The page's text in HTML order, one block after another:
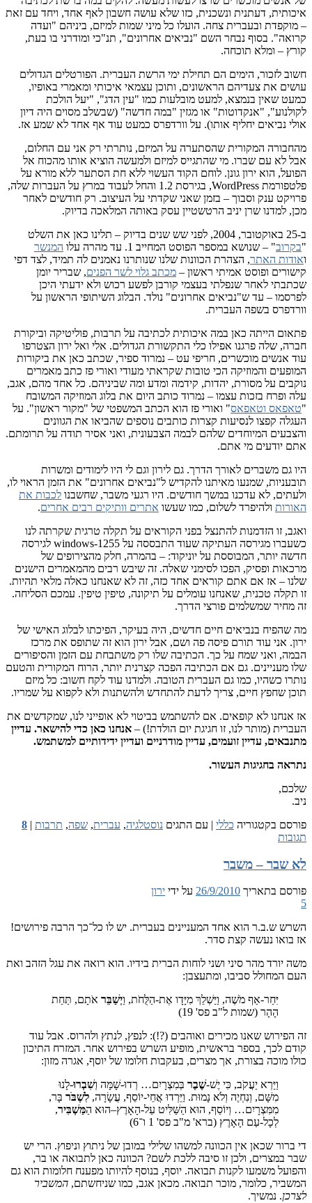
דעתנית ונשכנית, כזו שלא עושה חשבון לאף אחד, ויחד עם זאת
ובעברית צחה. הועלו כל מיני שמות למיזם, ביניהם "ועדה
בסוף נבחר השם "נביאים אחרונים", תנ"כי ומודרני בו בעת,
ומלא תוכחה.
הימים הם תחילת ימי הרשת העברית. הפורטלים הגדולים
את צעדיהם הראשונים, ותוכן עצמאי איכותי ומאמרי באופיו,
בנמצא, למעט מובלעות כמו "עין הדג", "יעל הולכת
"אנקדוטות" או מגזין "במה חדשה" (שבשלב מסוים היה דיון
יחליף אותו). על וורדפרס כמעט עוד אף אחד לא שמע אז.
המקורית שהסתערה על המיזם, נותרתי רק אני עם החלום,
עם שברו. מי שהתגייס למיזם ולמעשה הוציא אותו מהכוח אל
הוא ירון גונן. לוחם הקוד העשוי ללא חת הסתער ללא מורא על
פלטפורמת WordPress, בגירסת 1.2 והחל לעבוד במרץ על העברות שלה,
ענק וסבוך – בזמן שאני שקדתי על העיצוב. רק חודשים לאחר
שרן יניב הרטשטיין עסק באותה המלאכה בדיוק.
ב-25 באוקטובר, 2004, לפני שש שנים בדיוק – תלינו כאן את השלט
" – שנושא במספר הפוסט המחייב 1. עד מהרה עלו
המנשר
האתר , הצהרת הכוונות שלנו שנותרנו נאמנים לה תמיד, לצד דפי
ופוסט אמיתי ראשון –מכתב גלוי לשר הפנים , שבריר יומן
לאחר שנפלתי בעצמי קורבן לפשע רכוש ולא ידעתי היכן
– עד ש"נביאים אחרונים" נולד. הבלוג השיתופי הראשון על
בשפה העברית.
הייתה כאן במה איכותית לכתיבה על תרבות, פוליטיקה וביקורת
שלה פרגנו אפילו כלי התקשורת הגדולים. אלי ואל ירון הצטרפו
מוכשרים, חריפי עט – נמרוד ספיר, שכתב כאן את ביקורות
והמוזיקה הכי טובות שקראתי מעודי ואורי פז כתב מאמרים
על מסורת, יהדות, קידמה ומדע ומה שביניהם. כל אחד מהם, אגב,
בזכות עצמו – נמרוד כותב היום את בלוג המוזיקה המשובח
וטאפאס" ואורי פז הוא הכתב המשפטי של "מקור ראשון". על
קפצו לנסיעות קצרות כותבים נוספים שהביאו את הגוונים
המיוחדים שלהם לבמה הצבעונית, ואני אסיר תודה על תרומתם.
מי אתם.
משברים לאורך הדרך. גם לירון וגם לי היו לימודים ומשרות
שמנעו מאיתנו להקדיש ל"נביאים אחרונים" את הזמן הראוי לו,
לא עדכנו במשך חודשים. היו רגעי משבר, שחשבנולכבות את
ולהיפרד לשלום, כמו שעשו אתרים וותיקים רבים אחרים .
זו הזדמנות להתנצל בפני הקוראים על תקלה טרגית שקרתה לנו
כשעברו מגירסה העתיקה שעוד התבססה על windows-1255 לגירסה
המבוססת על יוניקוד: – בהמרה, חלק מהצירופים של
ופסיק, הפכו לסימני שאלה. זה שיבש רבים מהמאמרים הישנים
אז אם אתם קוראים אחד כזה, זה לא שאנחנו כאלה מלאי תהיות.
טכנית, שאנחנו עומלים על תיקונה, טיפין טיפין. עמכם הסליחה.
שמשלמים פורצי הדרך.
בנביאים חיים חדשים, היה בעיקר, הפיכתו לבלוג האישי של
אני עוד תורם פיסה פה ושם, אבל ירון הוא זה שתופס את מרכז
ואני שמח על כך. הכתיבה שלו רק משתבחת עם הזמן והסיפורים
גם אם הכתיבה הפכה קצרנית יותר, הרוח המקורית והטעם
כשהיו, כמו גם העברית הטובה. ולמדנו עוד לקח חשוב: כל מיזם
חיים, צריך לדעת להתחדש ולהשתנות ולא לקפוא על שמריו.
לא קופאים. אם להשתמש בביטוי לא אופייני לנו, שמקדשים את
(מותר לנו, זו חגיגת יום הולדת!) –אנחנו כאן כדי להישאר. עדיין
עדיין זועמים, עדיין מודרניים ועדיין ידידותיים למשתמש.
בחגיגות העשור.
בקטגוריה כללי | עם התגים נוסטלגיה,עברית ,שפה, תרבות |
8
– משבר
בתאריך26/9/2010 על ידי ירון
הוא אחד המעניינים בעברית. יש לו כל־כך הרבה פירושים!
נעשה קצת סדר.
מהר סיני ושני לוחות הברית בידיו. הוא רואה את עגל הזהב ואת
סביבו, ומתעצבן:
יִּחַר-אַף מֹשֶׁה, וַיַּשְׁלֵךְ מִיָּדָו אֶת-הַלֻּחֹת, וַיְשַׁבֵּר אֹתָם, תַּחַת
הָהָר (שמות ל"ב פס' 19)
שאנו מכירים ואוהבים (?!): לנפץ, לנתץ ולהרוס. אבל עוד
בספר בראשית, מופיע השרש בפירוש אחר. המזרח התיכון
בצורת, אך מצרים, בעקבות חלומו של יוסף, אגרה מזון:
וַיַּרְא יַעֲקֹב, כִּי יֶשׁ- שֶׁבֶרבְּמִצְרָיִם… רְדוּ-שָׁמָּה וְשִׁבְרוּ-לָנוּ
מִשָּׁם, וְנִחְיֶה וְלֹא נָמוּת. וַיֵּרְדוּ אֲחֵי-יוֹסֵף, עֲשָׂרָה,לִשְׁבֹּרבָּר,
מִמִּצְרָיִם… וְיוֹסֵף, הוּא הַשַּׁלִּיט עַל-הָאָרֶץ–הוּא הַמַּשְׁבִּיר,
לְכָל-עַם הָאָרֶץ (ברא' מ"ב פס' 1 ו־6)
שכאן אין הכוונה למשהו שלילי במובן של ניתוץ וניפוץ. הרי יש
ולכן זו סיבה ללכת לשם? הכוונה כאן לתבואה או בר,
משמעו לקנות תבואה. יוסף, בנוסף להיותו מפענח חלומות הוא גם
כלומר, מוכר תבואה. מכאן אגב, כמו שניחשתם,המשביר
. נמשיך.